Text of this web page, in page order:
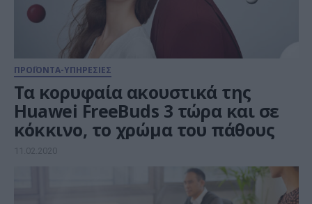
ΠΡΟΪΟΝΤΑ-ΥΠΗΡΕΣΙΕΣ
Τα κορυφαία ακουστικά της
Huawei FreeBuds 3 τώρα και σε
κόκκινο, το χρώμα του πάθους
11.02.2020